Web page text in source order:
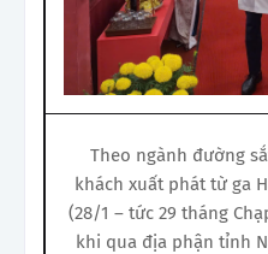
Theo ngành đường
khách xuất phát từ ga
(28/1 – tức 29 tháng
khi qua địa phận tỉnh